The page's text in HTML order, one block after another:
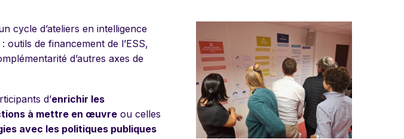
cycle d’ateliers en intelligence
: outils de financement de l’ESS,
d’autres axes de
d’enrichir les
à mettre en œuvre ou celles
avec les politiques publiques